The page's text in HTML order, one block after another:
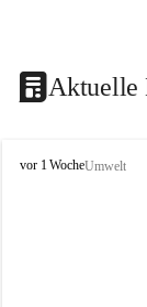
Aktuelle
V
vor 1 WocheUmwelt